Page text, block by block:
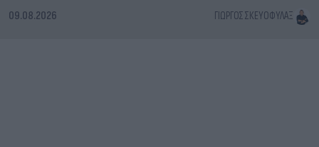
09.08.2026 ΓΙΏΡΓΟΣ ΣΚΕΥΟΦΎΛΑΞ